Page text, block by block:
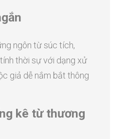
ngôn từ súc tích,
thời sự với dạng xử
giả dễ nắm bắt thông
kê từ thương